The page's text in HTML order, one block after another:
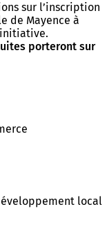
sur l’inscription
de Mayence à
porteront sur
local